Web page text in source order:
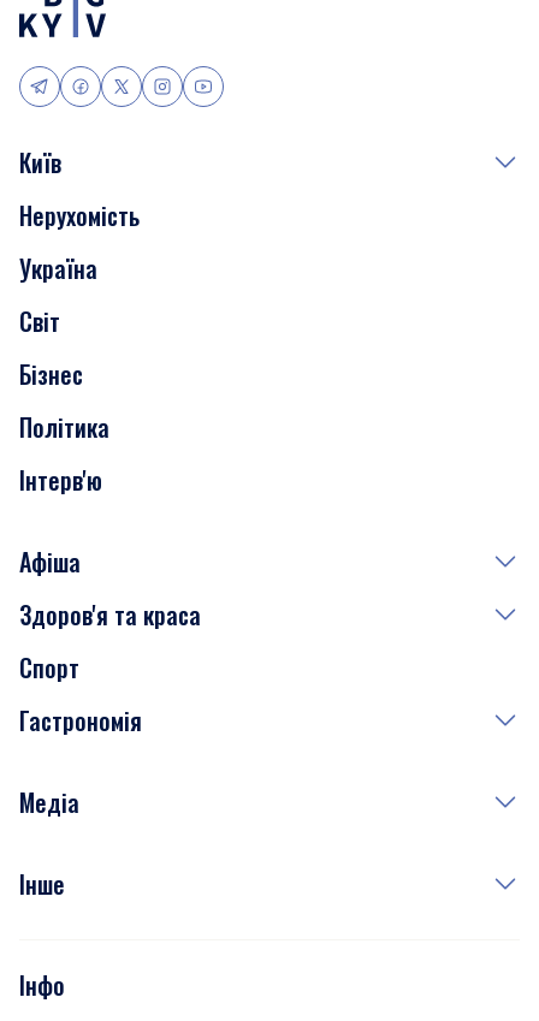
Київ
Події
Скандали
Нерухомість
Транспорт
Нерухомість
Україна
Світ
Бізнес
Політика
Інтерв'ю
Афіша
Сьогодні
Завтра
Субота
Здоров'я та краса
Медицина
Краса
Спорт
Гастрономія
Рецепти
Медіа
Фото
Подкасти
Інше
Тести
Інфо